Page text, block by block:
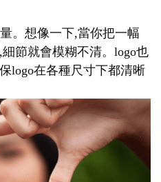
。想像一下,當你把一幅
節就會模糊不清。logo也
logo在各種尺寸下都清晰